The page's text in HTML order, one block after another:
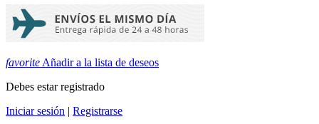
favoriteAñadir a la lista de deseos
Debes estar registrado
Iniciar sesión | Registrarse